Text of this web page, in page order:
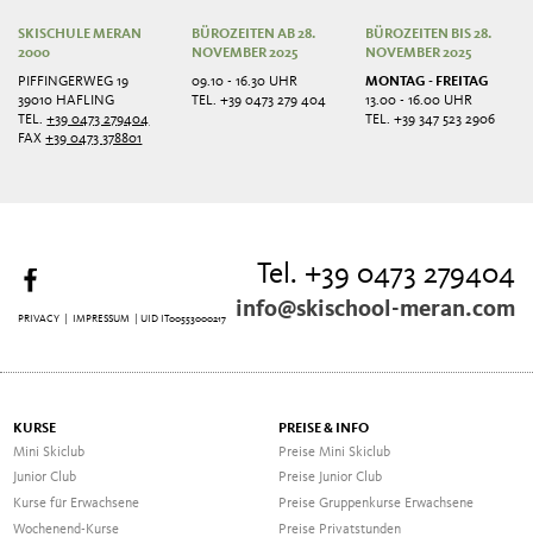
SKISCHULE MERAN
2000
PIFFINGERWEG 19
39010 HAFLING
TEL.+39 0473 279404
FAX+39 0473 378801
BÜROZEITEN AB 28.
NOVEMBER 2025
09.10 - 16.30 UHR
TEL. +39 0473 279 404
BÜROZEITEN BIS 28.
NOVEMBER 2025
MONTAG - FREITAG
13.00 - 16.00 UHR
TEL. +39 347 523 2906
Tel. +39 0473 279404
info@skischool-meran.com
PRIVACY IMPRESSUM | UID IT00553000217
KURSE
Mini Skiclub
Junior Club
Kurse für Erwachsene
Wochenend-Kurse
PREISE & INFO
Preise Mini Skiclub
Preise Junior Club
Preise Gruppenkurse Erwachsene
Preise Privatstunden